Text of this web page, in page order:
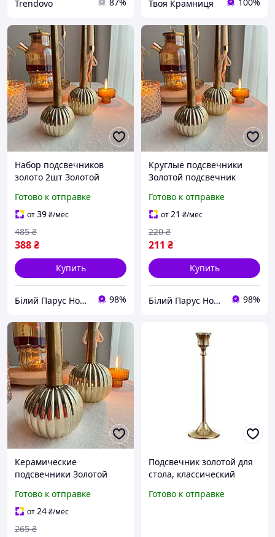
Trendovo Твоя Крамниця
Набор подсвечников
золото 2шт Золотой
для одной свечи
Подсвечники для
праздничного стола
Готово к отправке
от39₴/мес
388₴
485 ₴
Купить
Білий Парус HoReCa та B2B комплексне обслуговування 98%
Круглые подсвечники
Золотой подсвечник
свечу Подсвечники для
праздничного стола
Канделябр
Готово к отправке
от21 ₴/мес
211 ₴
220 ₴
Купить
Білий Парус HoReCa та B2B комплексне обслуговування 98%
Керамические
подсвечники Золотой
свечи Подсвечники для
ресторанов Подсвечники
для стола
Готово к отправке
от24₴/мес
265 ₴
Подсвечник золотой для
стола, классический
праздничного декора, 16
Готово к отправке